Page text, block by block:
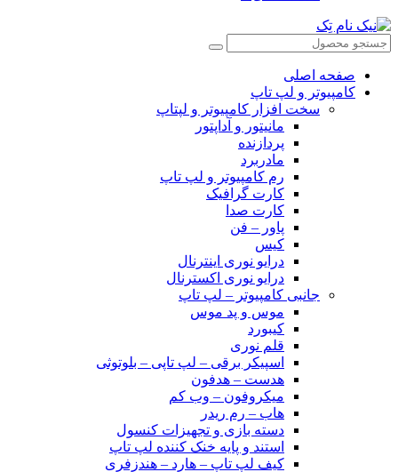
صفحه اصلی
کامپیوتر و‌‌‌‌‌ لپ تاپ
سخت افزار کامپیوتر و لپتاپ
مانیتور و آداپتور
پردازنده
مادربرد
رم کامپیوتر و لپ تاپ
کارت گرافیک
کارت صدا
پاور – فن
کیس
درایو نوری اینترنال
درایو نوری اکسترنال
جانبی کامپیوتر – لپ تاپ
موس و پد موس
کیبورد
قلم نوری
اسپیکر برقی – لپ تاپی – بلوتوثی
هدست – هدفون
میکروفون – وب کم
هاب – رم ریدر
دسته بازی و تجهیزات کنسول
استند و پایه خنک کننده لپ تاپ
کیف لپ تاپ – هارد – هندزفری